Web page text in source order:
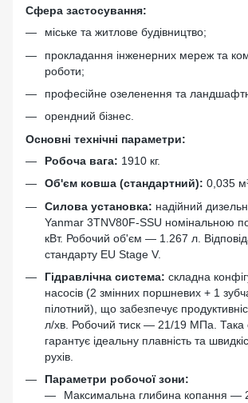
Сфера застосування:
міське та житлове будівництво;
прокладання інженерних мереж та
роботи;
професійне озеленення та
орендний бізнес.
Основні технічні параметри:
Робоча вага: 1910 кг.
Об'єм ковша (стандартний): 0,035
Силова установка: надійний
Yanmar 3TNV80F-SSU номінальною
кВт. Робочий об'єм — 1.267 л.
стандарту EU Stage V.
Гідравлічна система: складна
насосів (2 змінних поршневих + 1
пілотний), що забезпечує
л/хв. Робочий тиск — 21/19 МПа. Така
гарантує ідеальну плавність та
рухів.
Параметри робочої зони:
Максимальна глибина копання —